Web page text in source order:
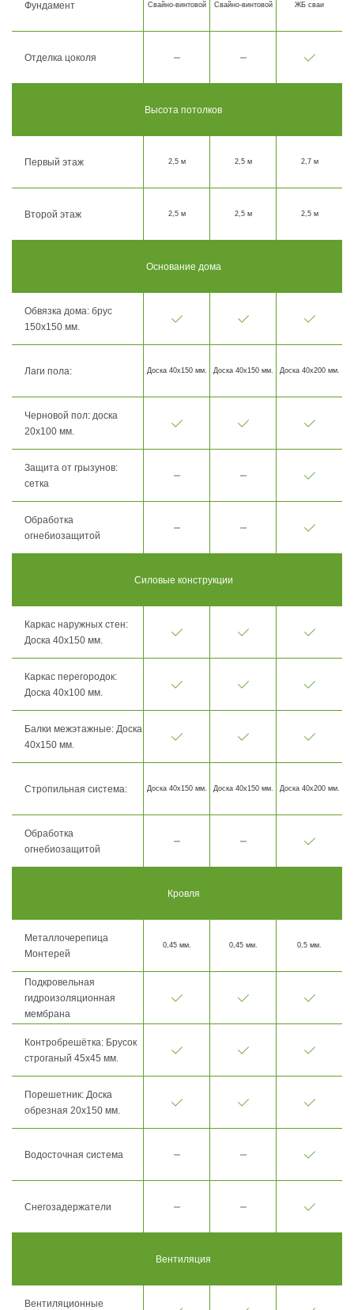
Фундамент Свайно-винтовой Свайно-винтовой ЖБ сваи
Отделка цоколя
Высота потолков
Первый этаж 2,5 м 2,5 м 2,7 м
Второй этаж 2,5 м 2,5 м 2,5 м
Основание дома
Обвязка дома: брус
150х150 мм.
Лаги пола: Доска 40х150 мм. Доска 40х150 мм. Доска 40х200 мм.
Черновой пол: доска
20х100 мм.
Защита от грызунов:
сетка
Обработка
огнебиозащитой
Силовые конструкции
Каркас наружных стен:
Доска 40х150 мм.
Каркас перегородок:
Доска 40х100 мм.
Балки межэтажные: Доска
40х150 мм.
Стропильная система: Доска 40х150 мм. Доска 40х150 мм. Доска 40х200 мм.
Обработка
огнебиозащитой
Кровля
Металлочерепица
Монтерей
0,45 мм. 0,45 мм. 0,5 мм.
Подкровельная
гидроизоляционная
мембрана
Контробрешётка: Брусок
строганый 45х45 мм.
Порешетник: Доска
обрезная 20х150 мм.
Водосточная система
Снегозадержатели
Вентиляция
Вентиляционные